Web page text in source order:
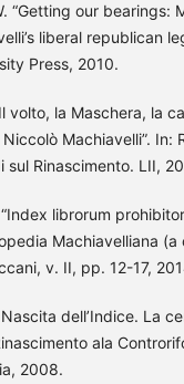
“Getting our bearings:
liberal republican
Press, 2010.
volto, la Maschera, la
Niccolò Machiavelli”. In:
sul Rinascimento. LII,
librorum
Machiavelliana (a
v. II, pp. 12-17,
dell’Indice. La
ala
2008.